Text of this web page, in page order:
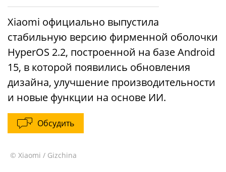
Xiaomi официально выпустила
стабильную версию фирменной оболочки
HyperOS 2.2, построенной на базе Android
15, в которой появились обновления
дизайна, улучшение производительности
и новые функции на основе ИИ.
Обсудить
© Xiaomi / Gizchina